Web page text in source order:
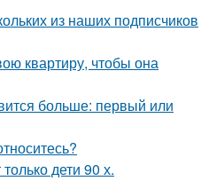
из наших подписчиков
квартиру, чтобы она
больше: первый или
дети 90 х.